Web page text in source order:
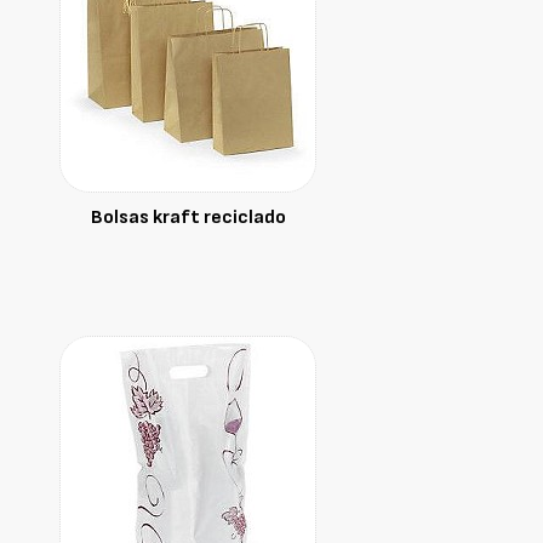
Bolsas kraft reciclado